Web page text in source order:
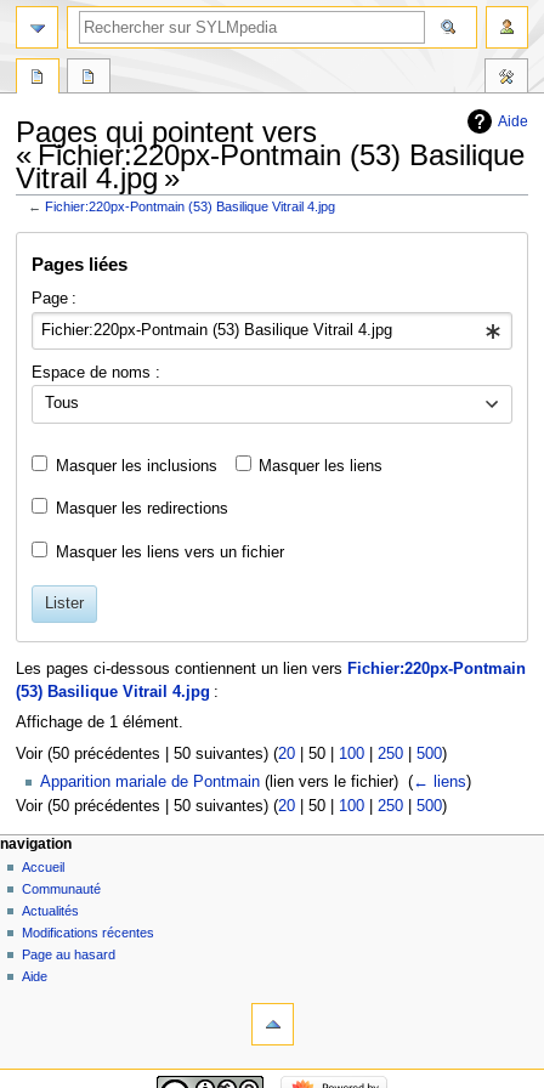
Aide
Pages qui pointent vers
« Fichier:220px-Pontmain (53) Basilique
Vitrail 4.jpg »
←Fichier:220px-Pontmain (53) Basilique Vitrail 4.jpg
navigation
recherche
Pages liées
Page :
Espace de noms :
Tous
Masquer les inclusions Masquer les liens
Masquer les redirections
Masquer les liens vers un fichier
Lister
Les pages ci-dessous contiennent un lien vers Fichier:220px-Pontmain
(53) Basilique Vitrail 4.jpg :
Affichage de 1 élément.
Voir (50 précédentes 50 suivantes) (20| 50| 100| 250| 500)
Apparition mariale de Pontmain (lien vers le fichier) ‎ (← liens)
Voir (50 précédentes 50 suivantes) (20| 50| 100| 250| 500)
navigation
Accueil
Communauté
Actualités
Modifications récentes
Page au hasard
Aide